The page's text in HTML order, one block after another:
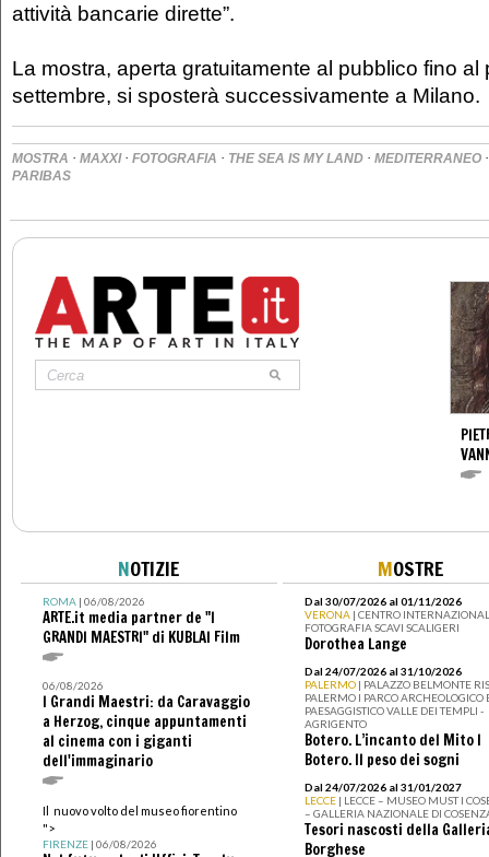
attività bancarie dirette”.
La mostra, aperta gratuitamente al pubblico fino al
settembre, si sposterà successivamente a Milano.
MOSTRA · MAXXI· FOTOGRAFIA · THE SEA IS MY LAND · MEDITERRANEO
PARIBAS
NOTIZIE
ROMA| 06/08/2026
ARTE.it media partner de "I
GRANDI MAESTRI" di KUBLAI Film
06/08/2026
I Grandi Maestri: da Caravaggio
a Herzog, cinque appuntamenti
al cinema con i giganti
dell'immaginario
Il nuovo volto del museo fiorentino
">
FIRENZE| 06/08/2026
MOSTRE
Dal 30/07/2026 al 01/11/2026
VERONA | CENTRO
FOTOGRAFIA SCAVI SCALIGERI
Dorothea Lange
Dal 24/07/2026 al 31/10/2026
PALERMO | PALAZZO BELMONTE
PALERMO I PARCO ARCHEOLOGICO
PAESAGGISTICO VALLE DEI TEMPLI -
AGRIGENTO
Botero. L’incanto del Mito I
Botero. Il peso dei sogni
Dal 24/07/2026 al 31/01/2027
LECCE | LECCE – MUSEO MUST I
– GALLERIA NAZIONALE DI
Tesori nascosti della
Borghese